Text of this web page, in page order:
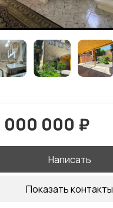
000 000 ₽
Написать
Показать контакты